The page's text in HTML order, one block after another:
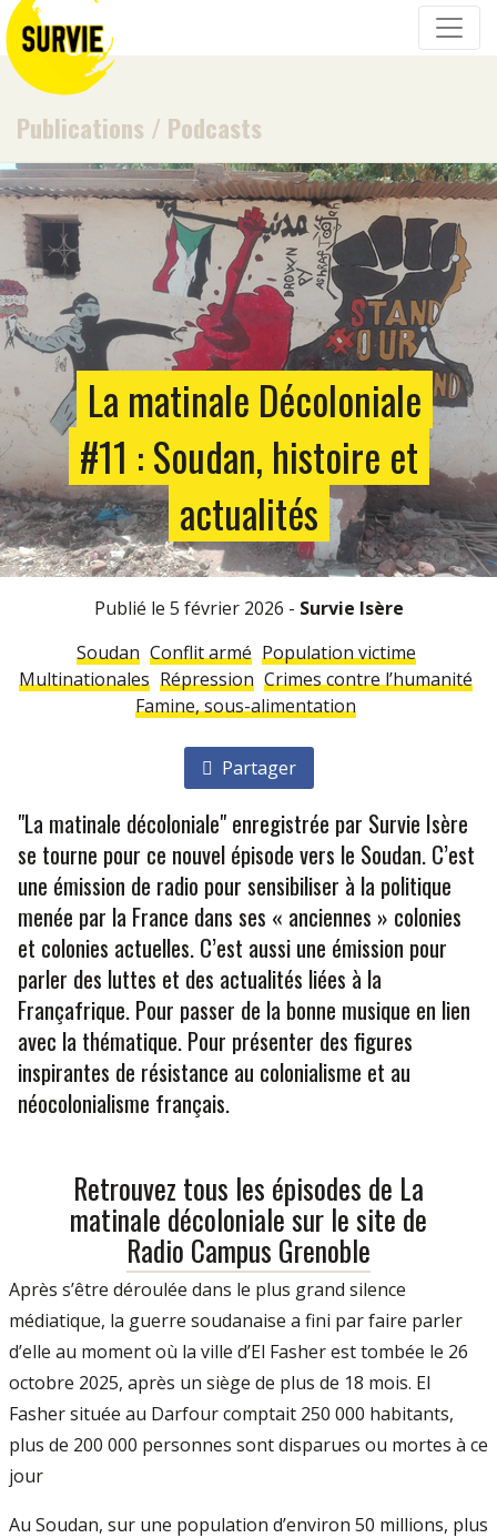
Publications / Podcasts
La matinale Décoloniale
#11 : Soudan, histoire et
actualités
Publié le 5 février 2026 - Survie Isère
Soudan Conflit armé Population victime
Multinationales Répression Crimes contre l’humanité
Famine, sous-alimentation
Partager
"La matinale décoloniale" enregistrée par Survie Isère
se tourne pour ce nouvel épisode vers le Soudan. C’est
une émission de radio pour sensibiliser à la politique
menée par la France dans ses « anciennes » colonies
et colonies actuelles. C’est aussi une émission pour
parler des luttes et des actualités liées à la
Françafrique. Pour passer de la bonne musique en lien
avec la thématique. Pour présenter des figures
inspirantes de résistance au colonialisme et au
néocolonialisme français.
Retrouvez tous les épisodes de La
matinale décoloniale sur le site de
Radio Campus Grenoble
Après s’être déroulée dans le plus grand silence
médiatique, la guerre soudanaise a fini par faire parler
d’elle au moment où la ville d’El Fasher est tombée le 26
octobre 2025, après un siège de plus de 18 mois. El
Fasher située au Darfour comptait 250 000 habitants,
plus de 200 000 personnes sont disparues ou mortes à ce
jour
Au Soudan, sur une population d’environ 50 millions, plus